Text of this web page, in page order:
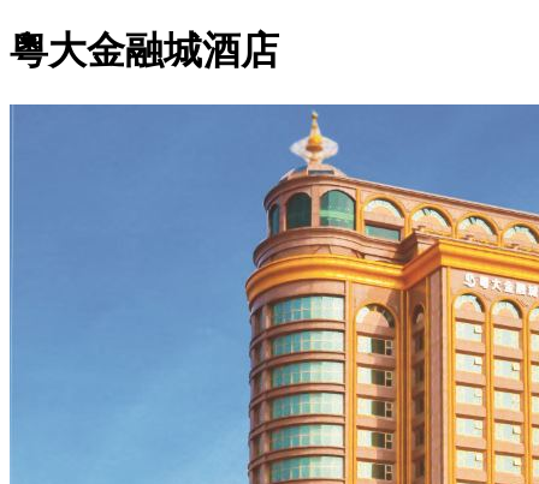
粵大金融城酒店